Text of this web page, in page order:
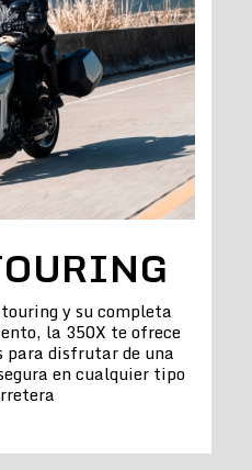
y su completa
la 350X te ofrece
para disfrutar de una
en cualquier tipo